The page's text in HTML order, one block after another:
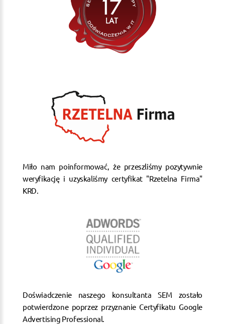
Miło nam poinformować, że przeszliśmy pozytywnie
weryfikację i uzyskaliśmy certyfikat "Rzetelna Firma"
KRD.
Doświadczenie naszego konsultanta SEM zostało
potwierdzone poprzez przyznanie Certyfikatu Google
Advertising Professional.